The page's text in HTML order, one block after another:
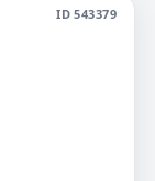
ID 543379